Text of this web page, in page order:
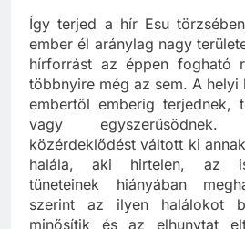
Így terjed a hír Esu
ember él aránylag nagy
hírforrást az éppen fogható
többnyire még az sem. A
embertől emberig terjednek,
vagy
közérdeklődést váltott ki
halála, aki hirtelen, az
tüneteinek hiányában
szerint az ilyen halálokot